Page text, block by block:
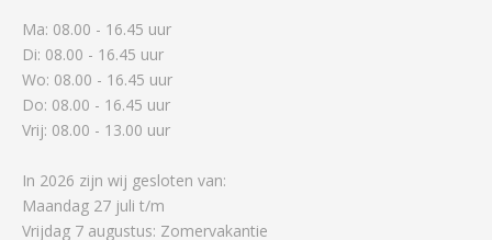
Ma: 08.00 - 16.45 uur
Di: 08.00 - 16.45 uur
Wo: 08.00 - 16.45 uur
Do: 08.00 - 16.45 uur
Vrij: 08.00 - 13.00 uur
In 2026 zijn wij gesloten van:
Maandag 27 juli t/m
Vrijdag 7 augustus: Zomervakantie